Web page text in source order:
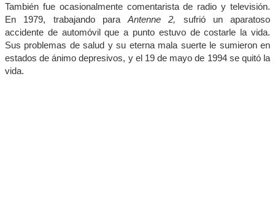
También fue ocasionalmente comentarista de radio y televisión.
En 1979, trabajando paraAntenne 2, sufrió un aparatoso
accidente de automóvil que a punto estuvo de costarle la vida.
Sus problemas de salud y su eterna mala suerte le sumieron en
estados de ánimo depresivos, y el 19 de mayo de 1994 se quitó la
vida.